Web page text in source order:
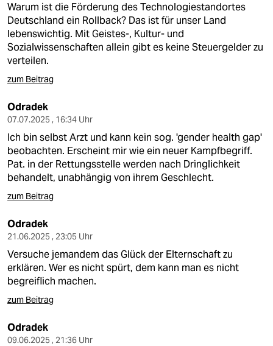
Warum ist die Förderung des Technologiestandortes
Deutschland ein Rollback? Das ist für unser Land
lebenswichtig. Mit Geistes-, Kultur- und
Sozialwissenschaften allein gibt es keine Steuergelder zu
verteilen.
zum Beitrag
Odradek
07.07.2025 , 16:34 Uhr
Ich bin selbst Arzt und kann kein sog. 'gender health gap'
beobachten. Erscheint mir wie ein neuer Kampfbegriff.
Pat. in der Rettungsstelle werden nach Dringlichkeit
behandelt, unabhängig von ihrem Geschlecht.
zum Beitrag
Odradek
21.06.2025 , 23:05 Uhr
Versuche jemandem das Glück der Elternschaft zu
erklären. Wer es nicht spürt, dem kann man es nicht
begreiflich machen.
zum Beitrag
Odradek
09.06.2025 , 21:36 Uhr